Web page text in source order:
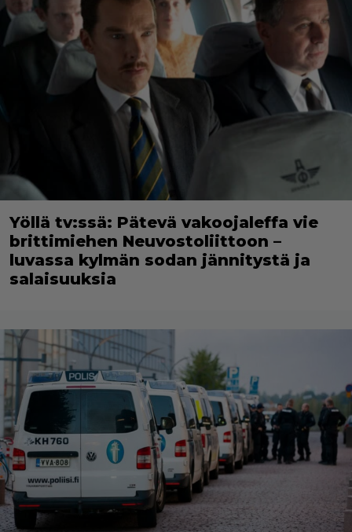
Yöllä tv:ssä: Pätevä vakoojaleffa vie
brittimiehen Neuvostoliittoon –
luvassa kylmän sodan jännitystä ja
salaisuuksia